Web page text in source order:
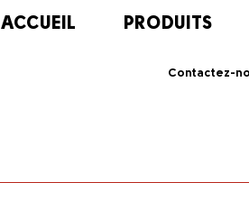
ACCUEIL PRODUITS
Contactez-